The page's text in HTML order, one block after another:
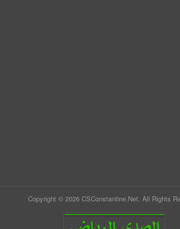
Copyright © 2026 CSConstantine.Net. All Rights